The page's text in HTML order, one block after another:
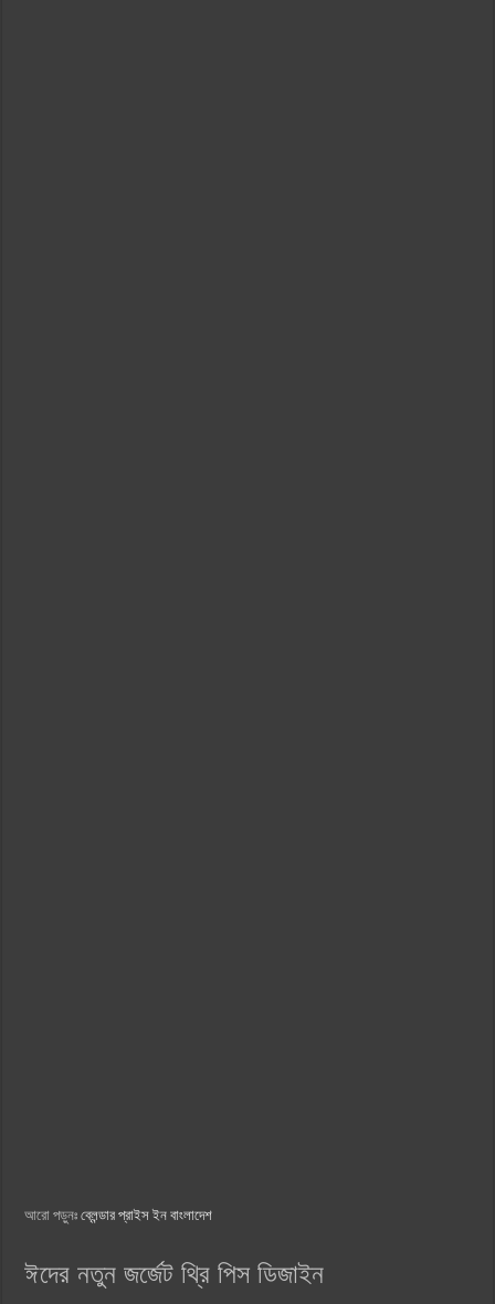
আরো পড়ুনঃব্লেন্ডার প্রাইস ইন বাংলাদেশ
ঈদের নতুন জর্জেট থ্রি পিস ডিজাইন